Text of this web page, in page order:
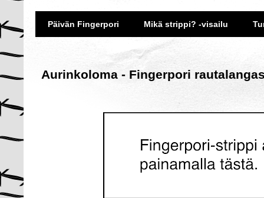
Päivän Fingerpori Mikä strippi? -visailu
Aurinkoloma - Fingerpori